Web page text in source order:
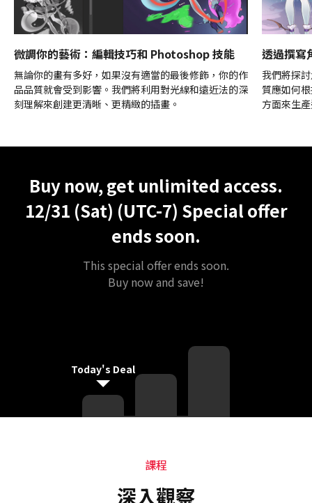
微調你的藝術：編輯技巧和 Photoshop 技能
無論你的畫有多好，如果沒有適當的最後修飾，你的作
品品質就會受到影響。我們將利用對光線和遠近法的深
刻理解來創建更清晰、更精緻的插畫。
透過撰寫
我們將探
質應如何
方面來生
Buy now, get unlimited access.
12/31 (Sat) (UTC-7) Special offer
ends soon.
This special offer ends soon.
Buy now and save!
Today's Deal
課程
深入觀察